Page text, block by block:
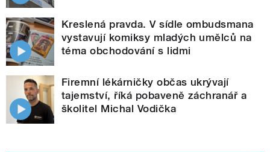
Kreslená pravda. V sídle ombudsmana
vystavují komiksy mladých umělců na
téma obchodování s lidmi
Firemní lékárničky občas ukrývají
tajemství, říká pobaveně záchranář a
školitel Michal Vodička